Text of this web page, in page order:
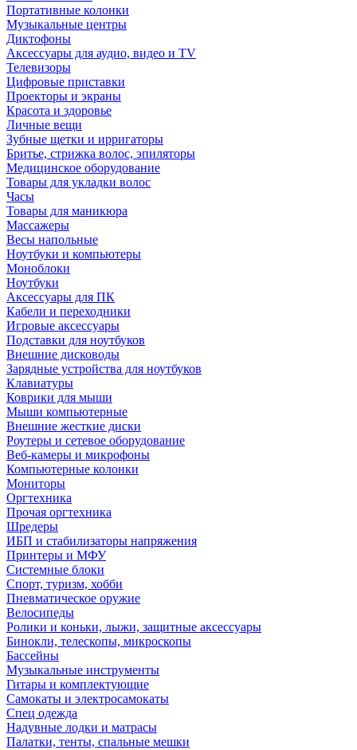
Портативные колонки
Музыкальные центры
Диктофоны
Аксессуары для аудио, видео и TV
Телевизоры
Цифровые приставки
Проекторы и экраны
Красота и здоровье
Личные вещи
Зубные щетки и ирригаторы
Бритье, стрижка волос, эпиляторы
Медицинское оборудование
Товары для укладки волос
Часы
Товары для маникюра
Массажеры
Весы напольные
Ноутбуки и компьютеры
Моноблоки
Ноутбуки
Аксессуары для ПК
Кабели и переходники
Игровые аксессуары
Подставки для ноутбуков
Внешние дисководы
Зарядные устройства для ноутбуков
Клавиатуры
Коврики для мыши
Мыши компьютерные
Внешние жесткие диски
Роутеры и сетевое оборудование
Веб-камеры и микрофоны
Компьютерные колонки
Мониторы
Оргтехника
Прочая оргтехника
Шредеры
ИБП и стабилизаторы напряжения
Принтеры и МФУ
Системные блоки
Спорт, туризм, хобби
Пневматическое оружие
Велосипеды
Ролики и коньки, лыжи, защитные аксессуары
Бинокли, телескопы, микроскопы
Бассейны
Музыкальные инструменты
Гитары и комплектующие
Самокаты и электросамокаты
Спец одежда
Надувные лодки и матрасы
Палатки, тенты, спальные мешки